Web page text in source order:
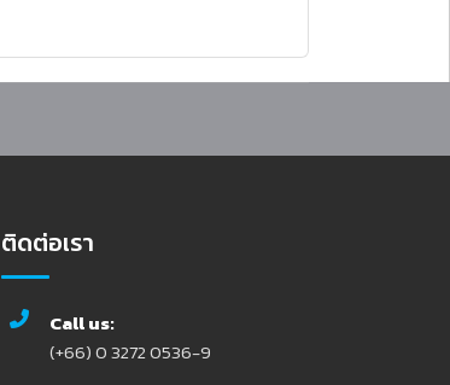
ติดต่อเรา
Call us:
(+66) 0 3272 0536-9